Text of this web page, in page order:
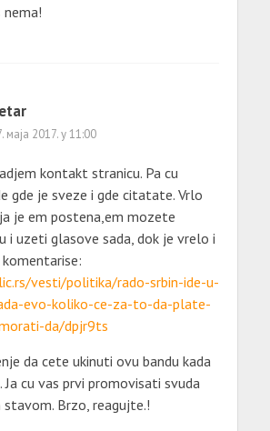
nema!
маја 2017. у 11:00
kontakt stranicu. Pa cu
gde je sveze i gde citatate. Vrlo
je em postena,em mozete
i uzeti glasove sada, dok je vrelo i
vesti/politika/rado-srbin-ide-u-
evo-koliko-ce-za-to-da-plate-
da/dpjr9ts
da cete ukinuti ovu bandu kada
cu vas prvi promovisati svuda
Brzo, reagujte.!